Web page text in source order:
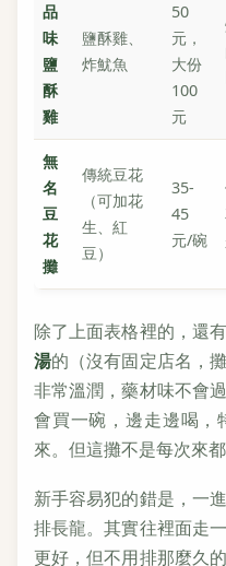
品
味
鹽
酥
雞
鹽酥雞、
炸魷魚
50
元，
大份
100
元
無
名
豆
花
攤
傳統豆花
（可加花
生、紅
豆）
35-
45
元/碗
除了上面表格裡的，還
湯的（沒有固定店名，
非常溫潤，藥材味不會
會買一碗，邊走邊喝，
來。但這攤不是每次來
新手容易犯的錯是，一
排長龍。其實往裡面走
更好，但不用排那麼久